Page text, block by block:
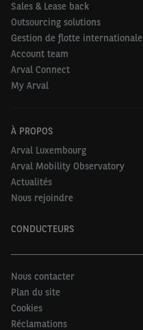
Sales & Lease back
Outsourcing solutions
Gestion de flotte internationale
Account team
Arval Connect
My Arval
À PROPOS
Arval Luxembourg
Arval Mobility Observatory
Actualités
Nous rejoindre
CONDUCTEURS
Nous contacter
Plan du site
Cookies
Réclamations